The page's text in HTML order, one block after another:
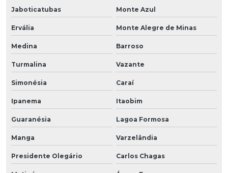
Jaboticatubas Monte Azul
Ervália Monte Alegre de Minas
Medina Barroso
Turmalina Vazante
Simonésia Caraí
Ipanema Itaobim
Guaranésia Lagoa Formosa
Manga Varzelândia
Presidente Olegário Carlos Chagas